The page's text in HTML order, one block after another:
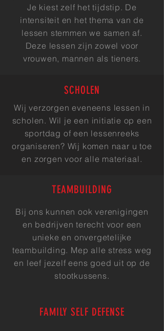
Je kiest zelf het tijdstip. De
intensiteit en het thema van de
lessen stemmen we samen af.
Deze lessen zijn zowel voor
vrouwen, mannen als tieners.
SCHOLEN
Wij verzorgen eveneens lessen in
scholen. Wil je een initiatie op een
sportdag of een lessenreeks
organiseren? Wij komen naar u toe
en zorgen voor alle materiaal.
TEAMBUILDING
Bij ons kunnen ook verenigingen
en bedrijven terecht voor een
unieke en onvergetelijke
teambuilding. Mep alle stress weg
en leef jezelf eens goed uit op de
stootkussens.
FAMILY SELF DEFENSE